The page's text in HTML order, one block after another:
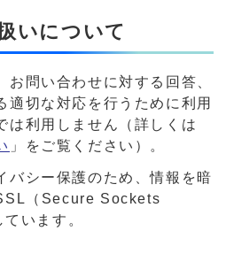
いについて
お問い合わせに対する回答、
適切な対応を行うために利用
は利用しません（詳しくは
」をご覧ください）。
バシー保護のため、情報を暗
（Secure Sockets
います。